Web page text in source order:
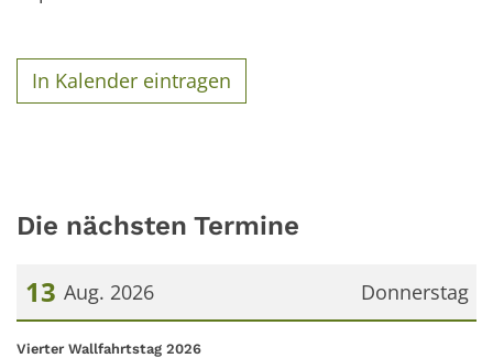
In Kalender eintragen
Die nächsten Termine
Donnerstag
13 Aug. 2026
Datum: 13. August 2026
Vierter Wallfahrtstag 2026: